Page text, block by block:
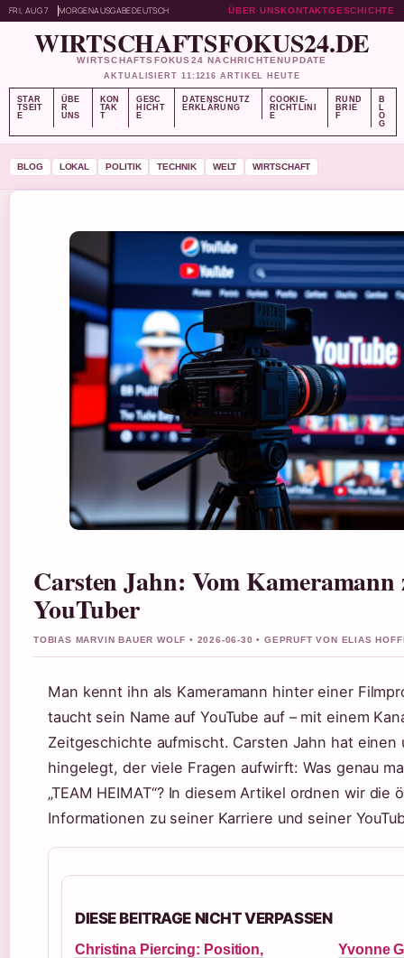
FRI, AUG 7 MORGENAUSGABEDEUTSCH ÜBER UNSKONTAKTGESCHICHTE
WIRTSCHAFTSFOKUS24.DE
WIRTSCHAFTSFOKUS24 NACHRICHTENUPDATE
AKTUALISIERT 11:1216 ARTIKEL HEUTE
STAR
TSEIT
E
ÜBE
R
UNS
KON
TAK
T
GESC
HICHT
E
DATENSCHUTZ
ERKLÄRUNG
COOKIE-
RICHTLINI
E
RUND
BRIE
F
B
L
O
G
BLOG LOKAL POLITIK TECHNIK WELT WIRTSCHAFT
Carsten Jahn: Vom
YouTuber
TOBIAS MARVIN BAUER WOLF • 2026-06-30 • GEPRUFT VON ELIAS
Man kennt ihn als Kameramann hinter einer
taucht sein Name auf YouTube auf – mit einem
Zeitgeschichte aufmischt. Carsten Jahn hat einen
hingelegt, der viele Fragen aufwirft: Was genau
„TEAM HEIMAT“? In diesem Artikel ordnen wir
Informationen zu seiner Karriere und seiner
DIESE BEITRAGE NICHT VERPASSEN
Christina Piercing: Position,
Yvonne